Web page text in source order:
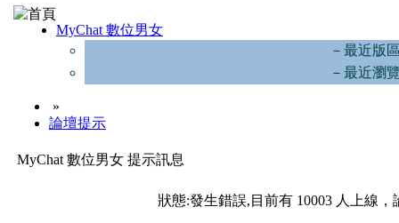
MyChat 數位男女
－最近版
－最近瀏
»
論壇提示
MyChat 數位男女 提示訊息
狀態:發生錯誤,目前有 10003 人上線